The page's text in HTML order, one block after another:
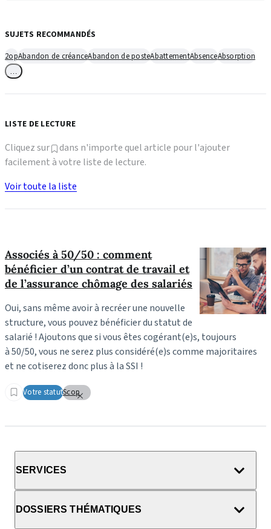
Associés à 50/50 : comment
bénéficier d’un contrat de travail et
de l’assurance chômage des salariés
Oui, sans même avoir à recréer une nouvelle
structure, vous pouvez bénéficier du statut de
salarié ! Ajoutons que si vous êtes cogérant(e)s, toujours
à 50/50, vous ne serez plus considéré(e)s comme majoritaires
et ne cotiserez donc plus à la SSI !
Votre statutScop
SUJETS RECOMMANDÉS
2opAbandon de créanceAbandon de posteAbattementAbsenceAbsorption
LISTE DE LECTURE
Cliquez sur
dans n'importe quel article pour l'ajouter
facilement à votre liste de lecture.
Voir toute la liste
SERVICES
DOSSIERS THÉMATIQUES